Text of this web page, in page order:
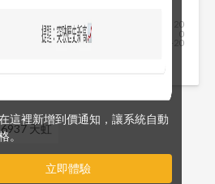
這裡新增到價通知，讓系統自動
。
立即體驗
-20
0
20
6937 天虹